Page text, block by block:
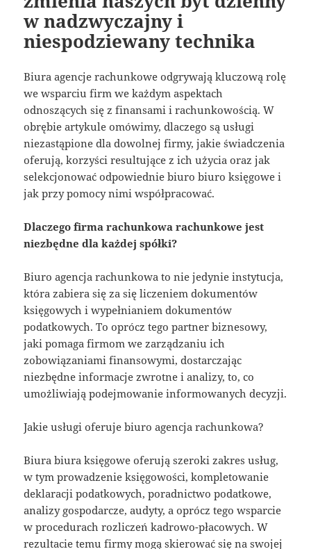
w nadzwyczajny i
niespodziewany technika
Biura agencje rachunkowe odgrywają kluczową rolę
we wsparciu firm we każdym aspektach
odnoszących się z finansami i rachunkowością. W
obrębie artykule omówimy, dlaczego są usługi
niezastąpione dla dowolnej firmy, jakie świadczenia
oferują, korzyści resultujące z ich użycia oraz jak
selekcjonować odpowiednie biuro biuro księgowe i
jak przy pomocy nimi współpracować.
Dlaczego firma rachunkowa rachunkowe jest
niezbędne dla każdej spółki?
Biuro agencja rachunkowa to nie jedynie instytucja,
która zabiera się za się liczeniem dokumentów
księgowych i wypełnianiem dokumentów
podatkowych. To oprócz tego partner biznesowy,
jaki pomaga firmom we zarządzaniu ich
zobowiązaniami finansowymi, dostarczając
niezbędne informacje zwrotne i analizy, to, co
umożliwiają podejmowanie informowanych decyzji.
Jakie usługi oferuje biuro agencja rachunkowa?
Biura biura księgowe oferują szeroki zakres usług,
w tym prowadzenie księgowości, kompletowanie
deklaracji podatkowych, poradnictwo podatkowe,
analizy gospodarcze, audyty, a oprócz tego wsparcie
w procedurach rozliczeń kadrowo-płacowych. W
rezultacie temu firmy mogą skierować się na swojej